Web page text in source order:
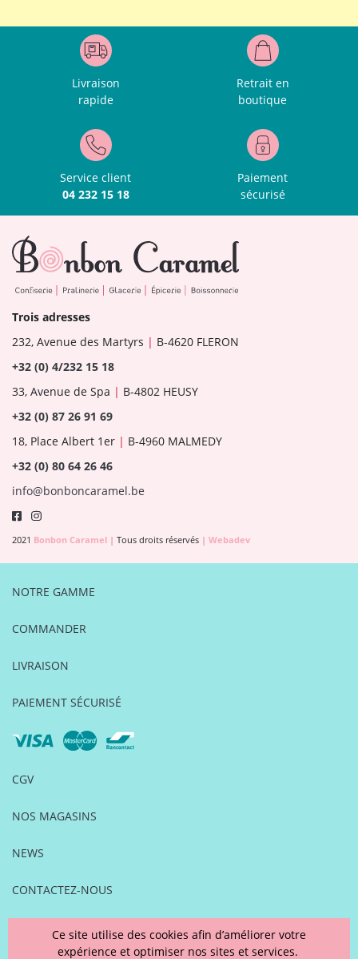
Livraison
rapide
Retrait en
boutique
Service client
04 232 15 18
Paiement
sécurisé
Trois adresses
232, Avenue des Martyrs | B-4620 FLERON
+32 (0) 4/232 15 18
33, Avenue de Spa | B-4802 HEUSY
+32 (0) 87 26 91 69
18, Place Albert 1er | B-4960 MALMEDY
+32 (0) 80 64 26 46
info@bonboncaramel.be
2021 Bonbon Caramel | Tous droits réservés | Webadev
NOTRE GAMME
COMMANDER
LIVRAISON
PAIEMENT SÉCURISÉ
CGV
NOS MAGASINS
NEWS
CONTACTEZ-NOUS
FOIRE AUX QUESTIONS
Ce site utilise des cookies afin d’améliorer votre
expérience et optimiser nos sites et services.